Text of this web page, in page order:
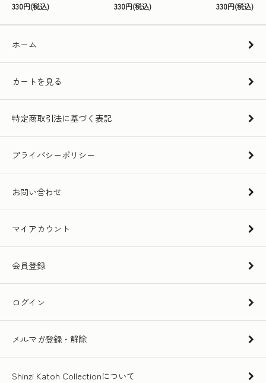
330円(税込)
330円(税込)
330円(税込)
ホーム
カートを見る
特定商取引法に基づく表記
プライバシーポリシー
お問い合わせ
マイアカウント
会員登録
ログイン
メルマガ登録・解除
Shinzi Katoh Collectionについて